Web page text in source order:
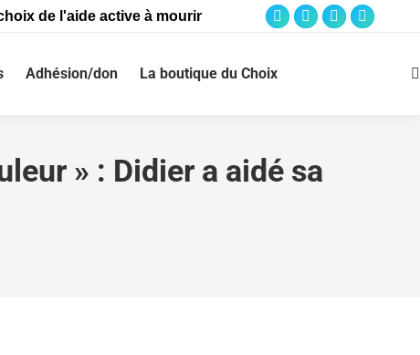
de l'aide active à mourir
Adhésion/don La boutique du Choix
» : Didier a aidé sa